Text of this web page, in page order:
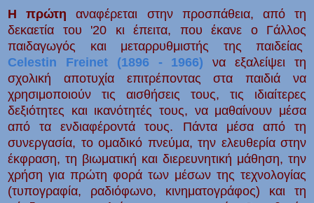
Η πρώτηαναφέρεται στην προσπάθεια, από τη
δεκαετία του '20 κι έπειτα, που έκανε ο Γάλλος
παιδαγωγός και μεταρρυθμιστής της παιδείας
Celestin Freinet (1896 - 1966) να εξαλείψει τη
σχολική αποτυχία επιτρέποντας στα παιδιά να
χρησιμοποιούν τις αισθήσεις τους, τις ιδιαίτερες
δεξιότητες και ικανότητές τους, να μαθαίνουν μέσα
από τα ενδιαφέροντά τους. Πάντα μέσα από τη
συνεργασία, το ομαδικό πνεύμα, την ελευθερία στην
έκφραση, τη βιωματική και διερευνητική μάθηση, την
χρήση για πρώτη φορά των μέσων της τεχνολογίας
(τυπογραφία, ραδιόφωνο, κινηματογράφος) και τη